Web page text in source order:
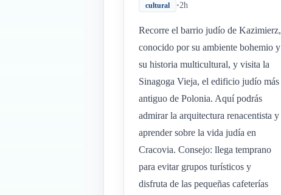
cultural •2h
Recorre el barrio judío de Kazimierz,
conocido por su ambiente bohemio y
su historia multicultural, y visita la
Sinagoga Vieja, el edificio judío más
antiguo de Polonia. Aquí podrás
admirar la arquitectura renacentista y
aprender sobre la vida judía en
Cracovia. Consejo: llega temprano
para evitar grupos turísticos y
disfruta de las pequeñas cafeterías